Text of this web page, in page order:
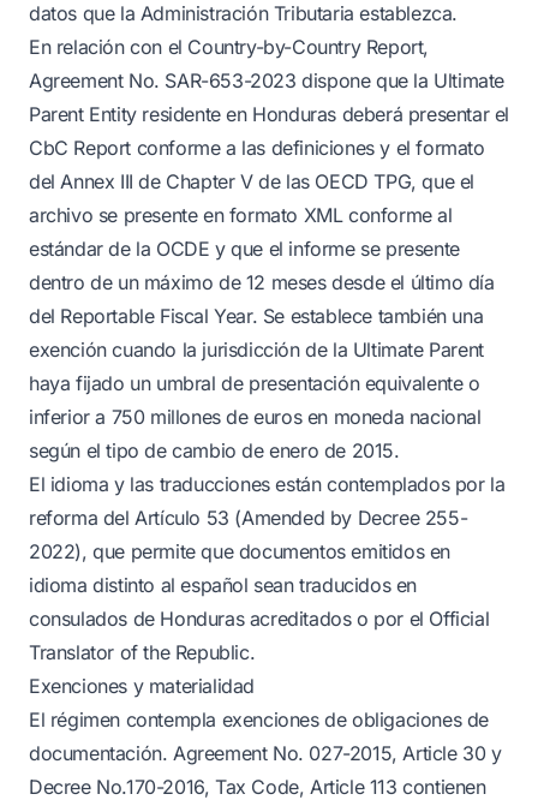
datos que la Administración Tributaria establezca.
En relación con el Country-by-Country Report,
Agreement No. SAR-653-2023 dispone que la Ultimate
Parent Entity residente en Honduras deberá presentar el
CbC Report conforme a las definiciones y el formato
del Annex III de Chapter V de las OECD TPG, que el
archivo se presente en formato XML conforme al
estándar de la OCDE y que el informe se presente
dentro de un máximo de 12 meses desde el último día
del Reportable Fiscal Year. Se establece también una
exención cuando la jurisdicción de la Ultimate Parent
haya fijado un umbral de presentación equivalente o
inferior a 750 millones de euros en moneda nacional
según el tipo de cambio de enero de 2015.
El idioma y las traducciones están contemplados por la
reforma del Artículo 53 (Amended by Decree 255-
2022), que permite que documentos emitidos en
idioma distinto al español sean traducidos en
consulados de Honduras acreditados o por el Official
Translator of the Republic.
Exenciones y materialidad
El régimen contempla exenciones de obligaciones de
documentación. Agreement No. 027-2015, Article 30 y
Decree No.170-2016, Tax Code, Article 113 contienen